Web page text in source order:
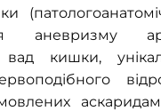
аневризму
кишки,